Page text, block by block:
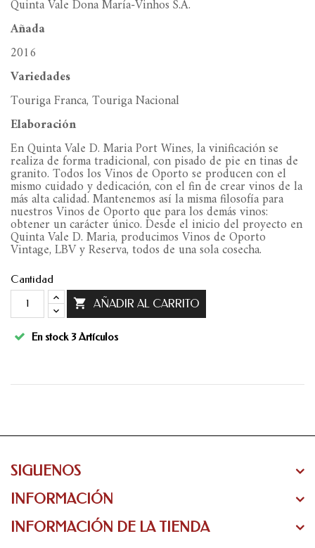
Quinta Vale Dona María-Vinhos S.A.
Añada
2016
Variedades
Touriga Franca, Touriga Nacional
Elaboración
En Quinta Vale D. Maria Port Wines, la vinificación se
realiza de forma tradicional, con pisado de pie en tinas de
granito. Todos los Vinos de Oporto se producen con el
mismo cuidado y dedicación, con el fin de crear vinos de la
más alta calidad. Mantenemos así la misma filosofía para
nuestros Vinos de Oporto que para los demás vinos:
obtener un carácter único. Desde el inicio del proyecto en
Quinta Vale D. Maria, producimos Vinos de Oporto
Vintage, LBV y Reserva, todos de una sola cosecha.
Cantidad
 AÑADIR AL CARRITO
En stock 3 Artículos
SIGUENOS
INFORMACIÓN
INFORMACIÓN DE LA TIENDA